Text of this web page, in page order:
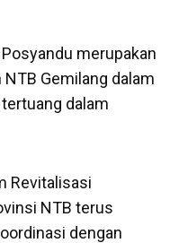
merupakan
Gemilang dalam
dalam
Revitalisasi
NTB terus
dengan